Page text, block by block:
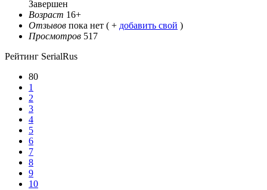
Завершен
Возраст 16+
Отзывов пока нет ( + добавить свой )
Просмотров 517
Рейтинг SerialRus
80
1
2
3
4
5
6
7
8
9
10